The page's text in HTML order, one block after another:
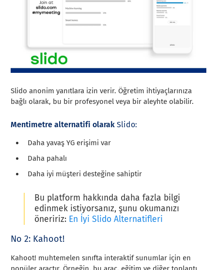
Slido anonim yanıtlara izin verir. Öğretim ihtiyaçlarınıza
bağlı olarak, bu bir profesyonel veya bir aleyhte olabilir.
Mentimetre alternatifi olarak Slido:
Daha yavaş YG erişimi var
Daha pahalı
Daha iyi müşteri desteğine sahiptir
Bu platform hakkında daha fazla bilgi
edinmek istiyorsanız, şunu okumanızı
öneririz: En İyi Slido Alternatifleri
No 2: Kahoot!
Kahoot! muhtemelen sınıfta interaktif sunumlar için en